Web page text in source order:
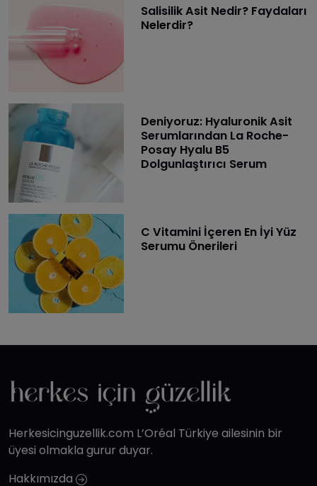
Salisilik Asit Nedir? Faydaları
Nelerdir?
Deniyoruz: Hyaluronik Asit
Serumlarından La Roche-
Posay Hyalu B5
Dolgunlaştırıcı Serum
C Vitamini İçeren En İyi Yüz
Serumu Önerileri
Herkesicinguzellik.com L’Oréal Türkiye ailesinin bir
üyesi olmakla gurur duyar.
Hakkımızda